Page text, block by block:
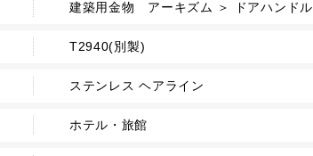
建築用金物 アーキズム ＞ ドアハンドル
T2940(別製)
ステンレス ヘアライン
ホテル・旅館